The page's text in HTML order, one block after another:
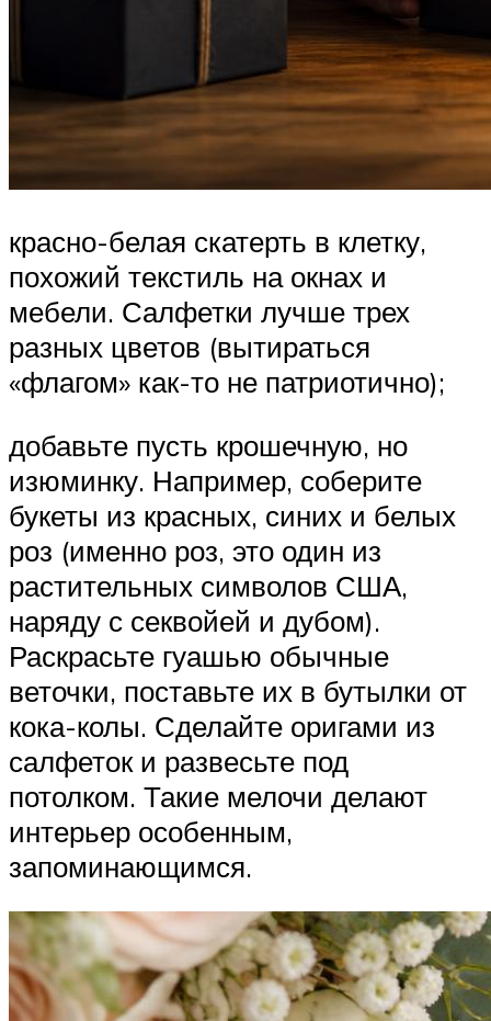
красно-белая скатерть в клетку,
похожий текстиль на окнах и
мебели. Салфетки лучше трех
разных цветов (вытираться
«флагом» как-то не патриотично);
добавьте пусть крошечную, но
изюминку. Например, соберите
букеты из красных, синих и белых
роз (именно роз, это один из
растительных символов США,
наряду с секвойей и дубом).
Раскрасьте гуашью обычные
веточки, поставьте их в бутылки от
кока-колы. Сделайте оригами из
салфеток и развесьте под
потолком. Такие мелочи делают
интерьер особенным,
запоминающимся.